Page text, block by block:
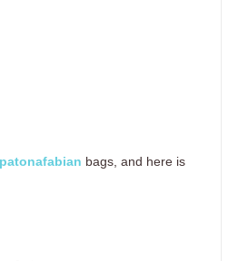
patonafabian bags, and here is